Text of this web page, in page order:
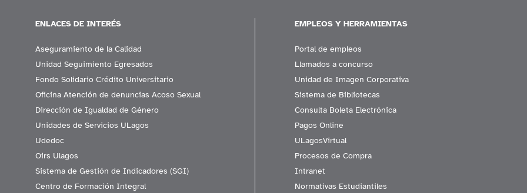
ENLACES DE INTERÉS
Aseguramiento de la Calidad
Unidad Seguimiento Egresados
Fondo Solidario Crédito Universitario
Oficina Atención de denuncias Acoso Sexual
Dirección de Igualdad de Género
Unidades de Servicios ULagos
Udedoc
Oirs Ulagos
Sistema de Gestión de Indicadores (SGI)
Centro de Formación Integral
EMPLEOS Y HERRAMIENTAS
Portal de empleos
Llamados a concurso
Unidad de Imagen Corporativa
Sistema de Bibliotecas
Consulta Boleta Electrónica
Pagos Online
ULagosVirtual
Procesos de Compra
Intranet
Normativas Estudiantiles